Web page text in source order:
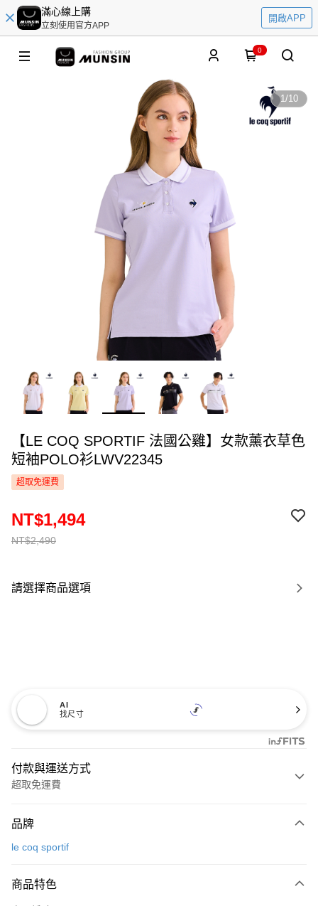
滿心線上購
立刻使用官方APP
開啟APP
0
1/10
【LE COQ SPORTIF 法國公雞】女款薰衣草色
短袖POLO衫LWV22345
超取免運費
NT$2,490
NT$1,494
請選擇商品選項
AI
找尺寸
付款與運送方式
超取免運費
信用卡一次付款
LINE Pay
品牌
le coq sportif
商品特色